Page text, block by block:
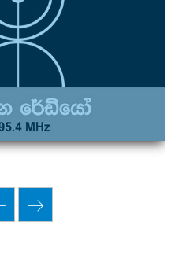
Radio
Sevai
Sewaya
FM
Sri Lanka